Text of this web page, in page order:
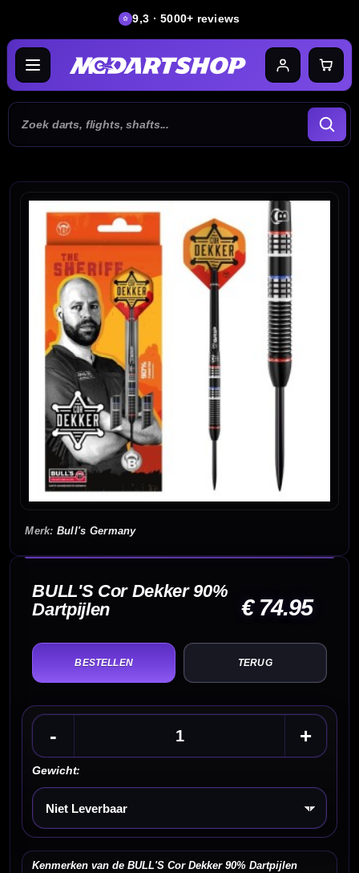
9,3 · 5000+ reviews
Bull's Germany
BULL'S Cor Dekker 90%
Dartpijlen
€ 74.95
TERUG
- +
Gewicht:
Kies een optie
Kenmerken van de BULL'S Cor Dekker 90% Dartpijlen